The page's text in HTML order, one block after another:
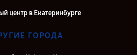
центр в Екатеринбурге
ГОРОДА